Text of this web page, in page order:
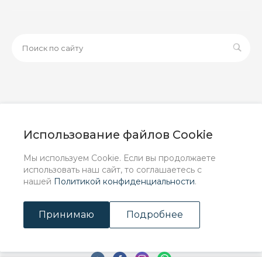
Использование файлов Cookie
Мы используем Cookie. Если вы продолжаете
использовать наш сайт, то соглашаетесь с
нашей Политикой конфиденциальности.
Принимаю Подробнее
информационный характер и ни при каких условиях не
положениями Статьи 437 (2) ГК РФ.